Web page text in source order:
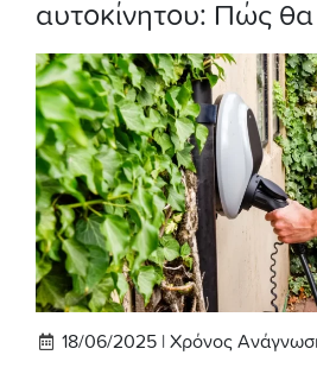
αυτοκίνητου: Πώς θα
18/06/2025 | Χρόνος